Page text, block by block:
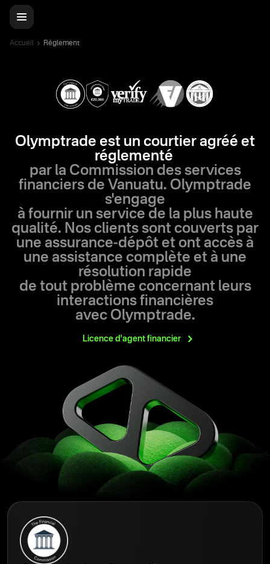
Accueil Règlement
Olymptrade est un courtier agréé et
réglementé
par la Commission des services
financiers de Vanuatu. Olymptrade
s'engage
à fournir un service de la plus haute
qualité. Nos clients sont couverts par
une assurance-dépôt et ont accès à
une assistance complète et à une
résolution rapide
de tout problème concernant leurs
interactions financières
avec Olymptrade.
Licence d'agent financier